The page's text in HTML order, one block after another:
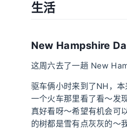
生活
New Hampshire
这周六去了一趟 New
驱车俩小时来到了NH，
一个火车那里看了看～发
真好看呀～希望有机会可
的树都是雪有点灰灰的～